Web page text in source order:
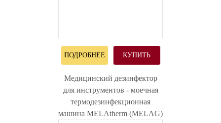
ПОДРОБНЕЕ КУПИТЬ
Медицинский дезинфектор
для инструментов - моечная
термодезинфекционная
машина MELAtherm (MELAG)